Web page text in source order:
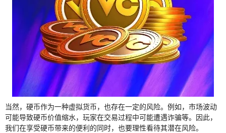
当然，硬币作为一种虚拟货币，也存在一定的风险。例如，市场波动
可能导致硬币价值缩水，玩家在交易过程中可能遭遇诈骗等。因此，
我们在享受硬币带来的便利的同时，也要理性看待其潜在风险。